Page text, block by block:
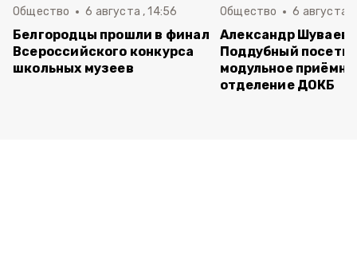
Общество 6 августа , 14:56
Белгородцы прошли в финал
Всероссийского конкурса
школьных музеев
Общество 6 августа ,
Александр Шуваев
Поддубный
модульное
отделение ДОКБ